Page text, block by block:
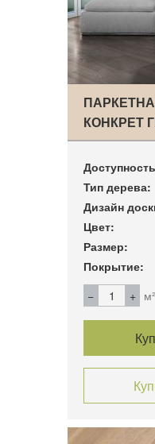
КОНКРЕТ
Тип дерева:
Дизайн
Цвет:
Размер:
Покрытие:
м²